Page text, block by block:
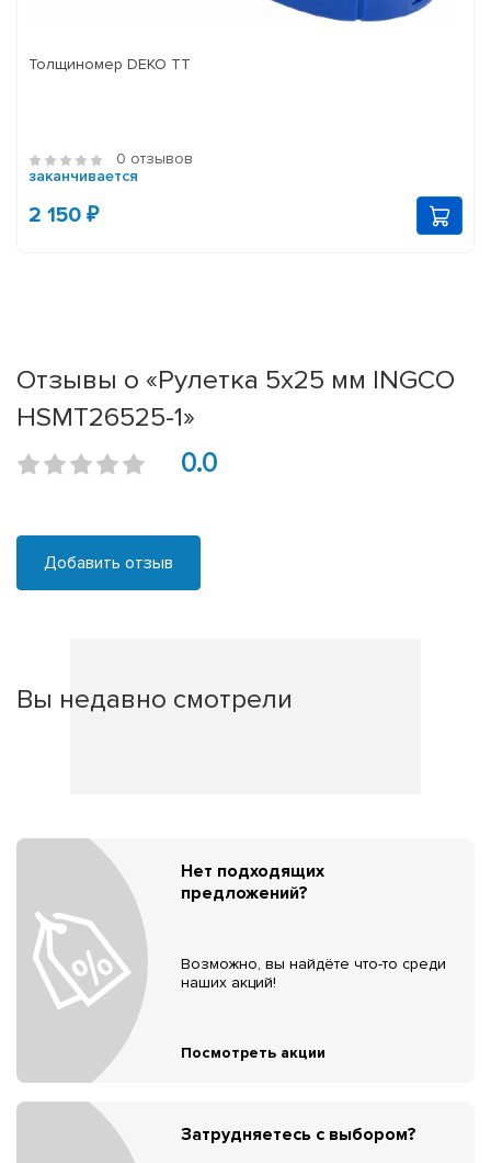
Толщиномер DEKO TT
0 отзывов
заканчивается
2 150 ₽
Отзывы о «Рулетка 5х25 мм INGCO
HSMT26525-1»
0.0
Добавить отзыв
Вы недавно смотрели
Нет подходящих
предложений?
Возможно, вы найдёте что-то среди
наших акций!
Посмотреть акции
Затрудняетесь с выбором?